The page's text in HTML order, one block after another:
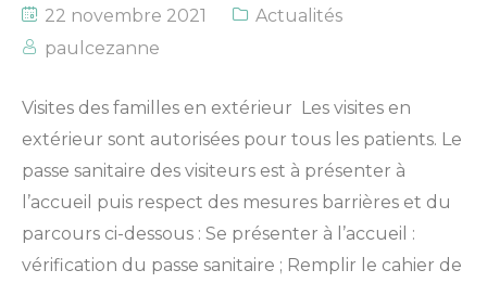
22 novembre 2021
Actualités
paulcezanne
Visites des familles en extérieur Les visites en
extérieur sont autorisées pour tous les patients. Le
passe sanitaire des visiteurs est à présenter à
l’accueil puis respect des mesures barrières et du
parcours ci-dessous : Se présenter à l’accueil :
vérification du passe sanitaire ; Remplir le cahier de